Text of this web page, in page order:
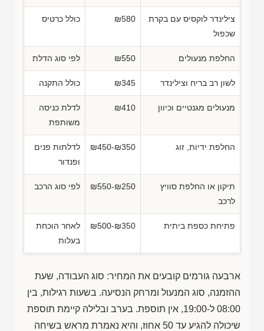
צילינדר לוקסיס עם בקרת
שכפול
₪580 כולל כרטיס
החלפת מנעולים ₪550 לפי סוג הדלת
לשון רב בריח וצילינדר ₪345 כולל התקנה
מנעולים מגנטיים וכיוון ₪410
לדלת כניסה
משותפת
החלפת ידיות, זוג ₪450-₪350
לדלתות פנים
ופנדור
תיקון או החלפת סוויץ
לרכב
₪550-₪250 לפי סוג הרכב
פתיחת כספת ביתית ₪500-₪350
לאחר הוכחת
בעלות
ארבעה גורמים קובעים את המחיר: סוג העבודה, שעת
ההזמנה, סוג המנעול ומרחק הנסיעה. בשעות רגילות, בין
08:00 ל-19:00, אין תוספת. בערב ובלילה קיימת תוספת
שיכולה להגיע עד 50 אחוז, והיא נאמרת מראש בשיחה